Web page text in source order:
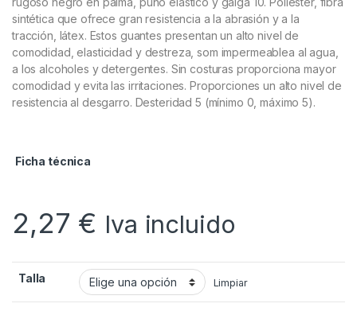
sintética que ofrece gran resistencia a la abrasión y a la
tracción, látex. Estos guantes presentan un alto nivel de
comodidad, elasticidad y destreza, som impermeablea al agua,
a los alcoholes y detergentes. Sin costuras proporciona mayor
comodidad y evita las irritaciones. Proporciones un alto nivel de
resistencia al desgarro. Desteridad 5 (mínimo 0, máximo 5).
Ficha técnica
2,27 € Iva incluido
Talla Limpiar